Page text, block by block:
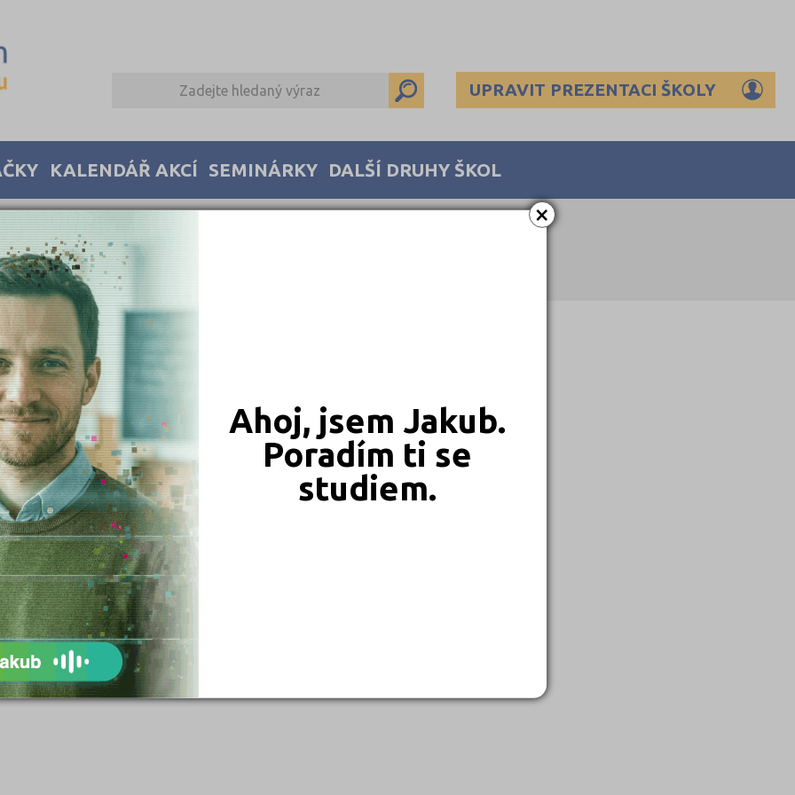
×
Ahoj, jsem Jakub.
Poradím ti se
studiem.
UPRAVIT PREZENTACI ŠKOLY
KALENDÁŘ AKCÍ SEMINÁRKY DALŠÍ DRUHY ŠKOL
chybě informován.
to the system administrator.